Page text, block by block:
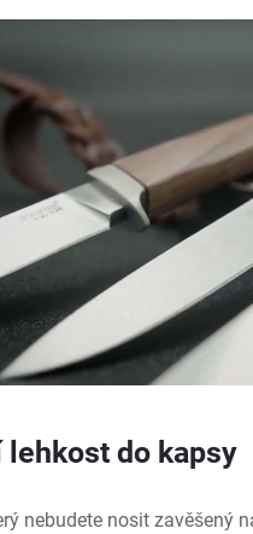
lehkost do kapsy
nebudete nosit zavěšený